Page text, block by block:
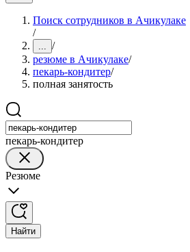
Поиск сотрудников в Ачикулаке
/
... /
резюме в Ачикулаке/
пекарь-кондитер/
полная занятость
пекарь-кондитер
Резюме
Найти